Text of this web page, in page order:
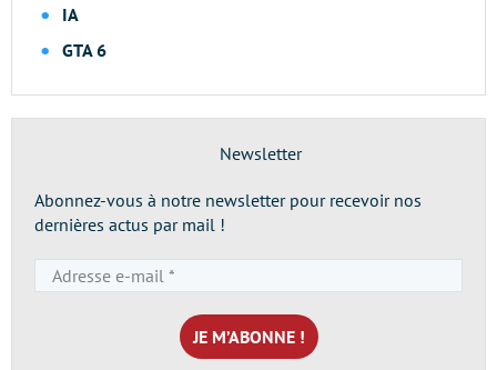
IA
GTA 6
Newsletter
Abonnez-vous à notre newsletter pour recevoir nos
dernières actus par mail !
e-
mail
*